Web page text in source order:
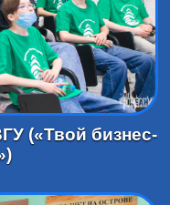
(«Твой бизнес-